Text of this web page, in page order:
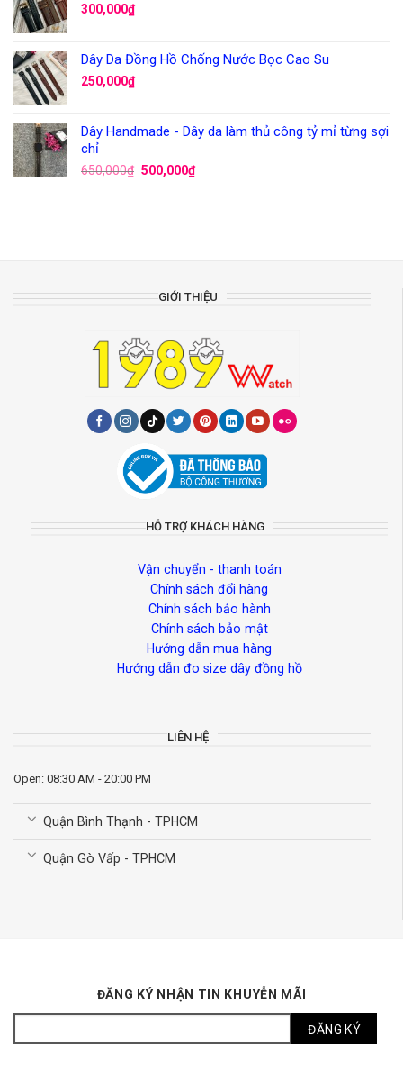
300,000₫
Dây Da Đồng Hồ Chống Nước Bọc Cao Su
250,000₫
Dây Handmade - Dây da làm thủ công tỷ mỉ từng sợi
chỉ
650,000₫ 500,000₫
GIỚI THIỆU
HỖ TRỢ KHÁCH HÀNG
Vận chuyển - thanh toán
Chính sách đổi hàng
Chính sách bảo hành
Chính sách bảo mật
Hướng dẫn mua hàng
Hướng dẫn đo size dây đồng hồ
LIÊN HỆ
Open: 08:30 AM - 20:00 PM
Quận Bình Thạnh - TPHCM
Quận Gò Vấp - TPHCM
ĐĂNG KÝ NHẬN TIN KHUYỄN MÃI